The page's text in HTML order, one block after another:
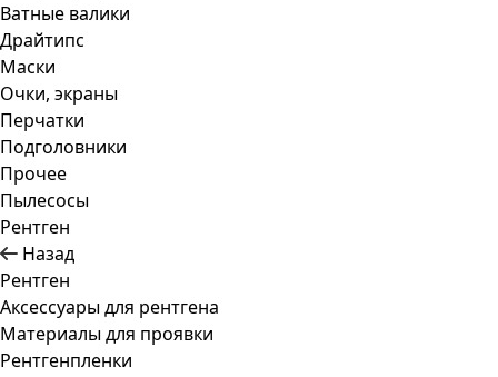
Ватные валики
Драйтипс
Маски
Очки, экраны
Перчатки
Подголовники
Прочее
Пылесосы
Рентген
Назад
Рентген
Аксессуары для рентгена
Материалы для проявки
Рентгенпленки